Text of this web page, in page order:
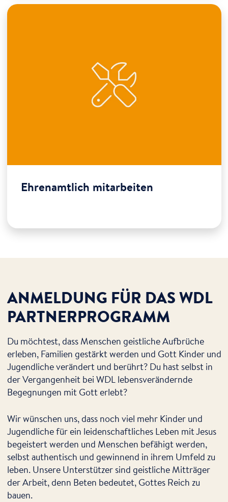
Ehrenamtlich mitarbeiten
ANMELDUNG FÜR DAS WDL
PARTNERPROGRAMM
Du möchtest, dass Menschen geistliche Aufbrüche
erleben, Familien gestärkt werden und Gott Kinder und
Jugendliche verändert und berührt? Du hast selbst in
der Vergangenheit bei WDL lebensverändernde
Begegnungen mit Gott erlebt?
Wir wünschen uns, dass noch viel mehr Kinder und
Jugendliche für ein leidenschaftliches Leben mit Jesus
begeistert werden und Menschen befähigt werden,
selbst authentisch und gewinnend in ihrem Umfeld zu
leben. Unsere Unterstützer sind geistliche Mitträger
der Arbeit, denn Beten bedeutet, Gottes Reich zu
bauen.